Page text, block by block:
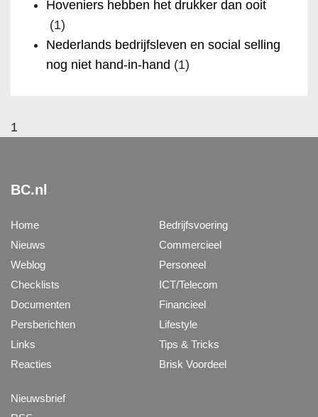
Hoveniers hebben het drukker dan ooit
(1)
Nederlands bedrijfsleven en social selling
nog niet hand-in-hand (1)
1
BC.nl
Home
Nieuws
Weblog
Checklists
Documenten
Persberichten
Links
Reacties
Bedrijfsvoering
Commercieel
Personeel
ICT/Telecom
Financieel
Lifestyle
Tips & Tricks
Brisk Voordeel
Nieuwsbrief